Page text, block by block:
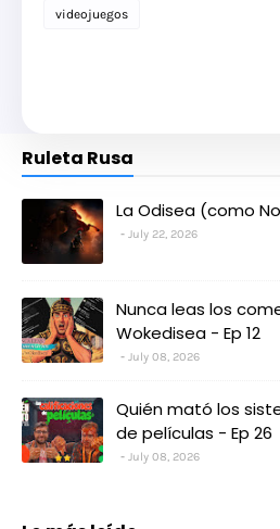
videojuegos
Ruleta Rusa
La Odisea (como
July 22, 2026
Nunca leas los
Wokedisea - Ep 12
July 08, 2026
Quién mató los
de películas - Ep 26
July 08, 2026